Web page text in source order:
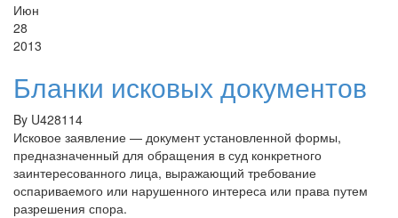
Июн
28
2013
Бланки исковых документов
By U428114
Исковое заявление — документ установленной формы,
предназначенный для обращения в суд конкретного
заинтересованного лица, выражающий требование
оспариваемого или нарушенного интереса или права путем
разрешения спора.